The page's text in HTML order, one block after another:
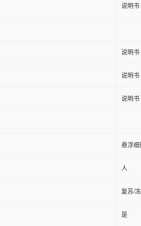
说明书
说明书
说明书
说明书
悬浮细
人
复苏/
是